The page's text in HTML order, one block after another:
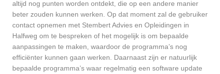
altijd nog punten worden ontdekt, die op een andere manier
beter zouden kunnen werken. Op dat moment zal de gebruiker
contact opnemen met Stembert Advies en Opleidingen in
Halfweg om te bespreken of het mogelijk is om bepaalde
aanpassingen te maken, waardoor de programma’s nog
efficiënter kunnen gaan werken. Daarnaast zijn er natuurlijk
bepaalde programma’s waar regelmatig een software update